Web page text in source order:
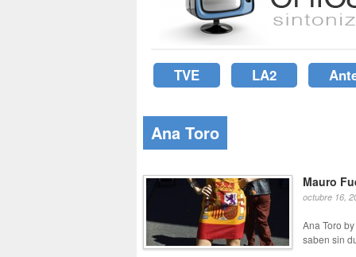
TVE LA2
Ana Toro
Mauro
octubre 16,
Ana Toro
saben sin